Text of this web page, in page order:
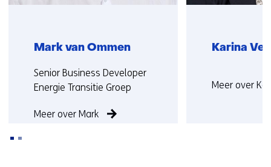
Mark van Ommen
Functie:
Senior Business Developer
Energie Transitie Groep
Meer over Mark
Karina
niet
Meer over